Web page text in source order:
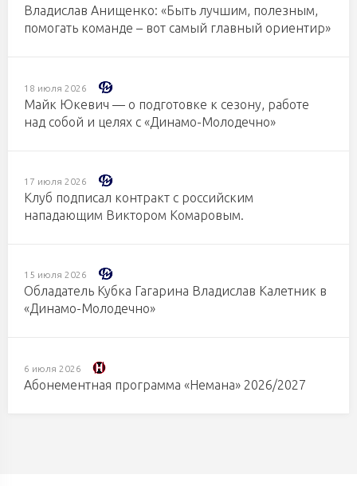
Владислав Анищенко: «Быть лучшим, полезным,
помогать команде – вот самый главный ориентир»
18 июля 2026
Майк Юкевич — о подготовке к сезону, работе
над собой и целях с «Динамо-Молодечно»
17 июля 2026
Клуб подписал контракт с российским
нападающим Виктором Комаровым.
15 июля 2026
Обладатель Кубка Гагарина Владислав Калетник в
«Динамо-Молодечно»
6 июля 2026
Абонементная программа «Немана» 2026/2027